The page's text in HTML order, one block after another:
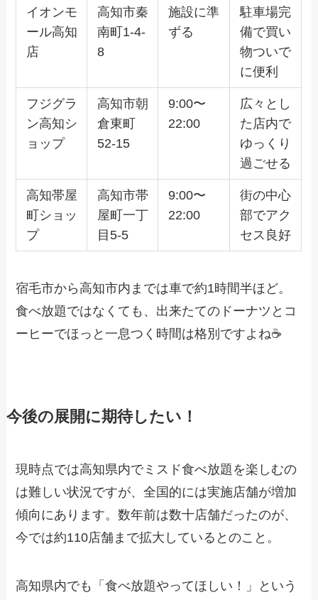
イオンモ
ール高知
店
高知市秦
南町1-4-
8
施設に準
ずる
駐車場完
備で買い
物ついで
に便利
フジグラ
ン高知シ
ョップ
高知市朝
倉東町
52-15
9:00〜
22:00
広々とし
た店内で
ゆっくり
過ごせる
高知帯屋
町ショッ
プ
高知市帯
屋町一丁
目5-5
9:00〜
22:00
街の中心
部でアク
セス良好
宿毛市から高知市内までは車で約1時間半ほど。
食べ放題ではなくても、出来たてのドーナツとコ
ーヒーでほっと一息つく時間は格別ですよね☕
今後の展開に期待したい！
現時点では高知県内でミスド食べ放題を楽しむの
は難しい状況ですが、全国的には実施店舗が増加
傾向にあります。数年前は数十店舗だったのが、
今では約110店舗まで拡大しているとのこと。
高知県内でも「食べ放題やってほしい！」という